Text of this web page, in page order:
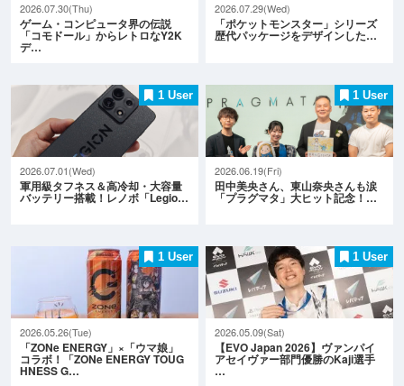
2026.07.30(Thu)
ゲーム・コンピュータ界の伝説
「コモドール」からレトロなY2K
デ…
2026.07.29(Wed)
「ポケットモンスター」シリーズ
歴代パッケージをデザインした…
1 User
2026.07.01(Wed)
軍用級タフネス＆高冷却・大容量
バッテリー搭載！レノボ「Legio…
1 User
2026.06.19(Fri)
田中美央さん、東山奈央さんも涙
「プラグマタ」大ヒット記念！…
1 User
2026.05.26(Tue)
「ZONe ENERGY」×「ウマ娘」
コラボ！「ZONe ENERGY TOUG
HNESS G…
1 User
2026.05.09(Sat)
【EVO Japan 2026】ヴァンパイ
アセイヴァー部門優勝のKaji選手
…